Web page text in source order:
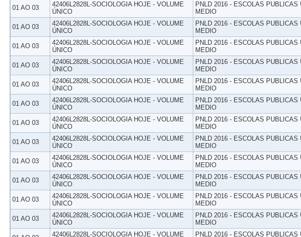
01 AO 03
42406L2828L-SOCIOLOGIA HOJE - VOLUME
ÚNICO
PNLD 2016 - ESCOLAS PUBLICAS
MEDIO
01 AO 03
42406L2828L-SOCIOLOGIA HOJE - VOLUME
ÚNICO
PNLD 2016 - ESCOLAS PUBLICAS
MEDIO
01 AO 03
42406L2828L-SOCIOLOGIA HOJE - VOLUME
ÚNICO
PNLD 2016 - ESCOLAS PUBLICAS
MEDIO
01 AO 03
42406L2828L-SOCIOLOGIA HOJE - VOLUME
ÚNICO
PNLD 2016 - ESCOLAS PUBLICAS
MEDIO
01 AO 03
42406L2828L-SOCIOLOGIA HOJE - VOLUME
ÚNICO
PNLD 2016 - ESCOLAS PUBLICAS
MEDIO
01 AO 03
42406L2828L-SOCIOLOGIA HOJE - VOLUME
ÚNICO
PNLD 2016 - ESCOLAS PUBLICAS
MEDIO
01 AO 03
42406L2828L-SOCIOLOGIA HOJE - VOLUME
ÚNICO
PNLD 2016 - ESCOLAS PUBLICAS
MEDIO
01 AO 03
42406L2828L-SOCIOLOGIA HOJE - VOLUME
ÚNICO
PNLD 2016 - ESCOLAS PUBLICAS
MEDIO
01 AO 03
42406L2828L-SOCIOLOGIA HOJE - VOLUME
ÚNICO
PNLD 2016 - ESCOLAS PUBLICAS
MEDIO
01 AO 03
42406L2828L-SOCIOLOGIA HOJE - VOLUME
ÚNICO
PNLD 2016 - ESCOLAS PUBLICAS
MEDIO
01 AO 03
42406L2828L-SOCIOLOGIA HOJE - VOLUME
ÚNICO
PNLD 2016 - ESCOLAS PUBLICAS
MEDIO
01 AO 03
42406L2828L-SOCIOLOGIA HOJE - VOLUME
ÚNICO
PNLD 2016 - ESCOLAS PUBLICAS
MEDIO
42406L2828L-SOCIOLOGIA HOJE - VOLUME
PNLD 2016 - ESCOLAS PUBLICAS